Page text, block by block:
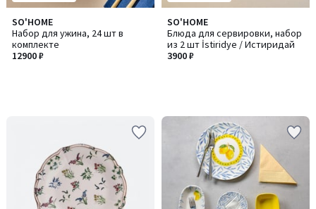
SO'HOME
Набор для ужина, 24 шт в
комплекте
12900 ₽
SO'HOME
Блюда для сервировки, набор
из 2 шт İstiridye / Истиридай
3900 ₽